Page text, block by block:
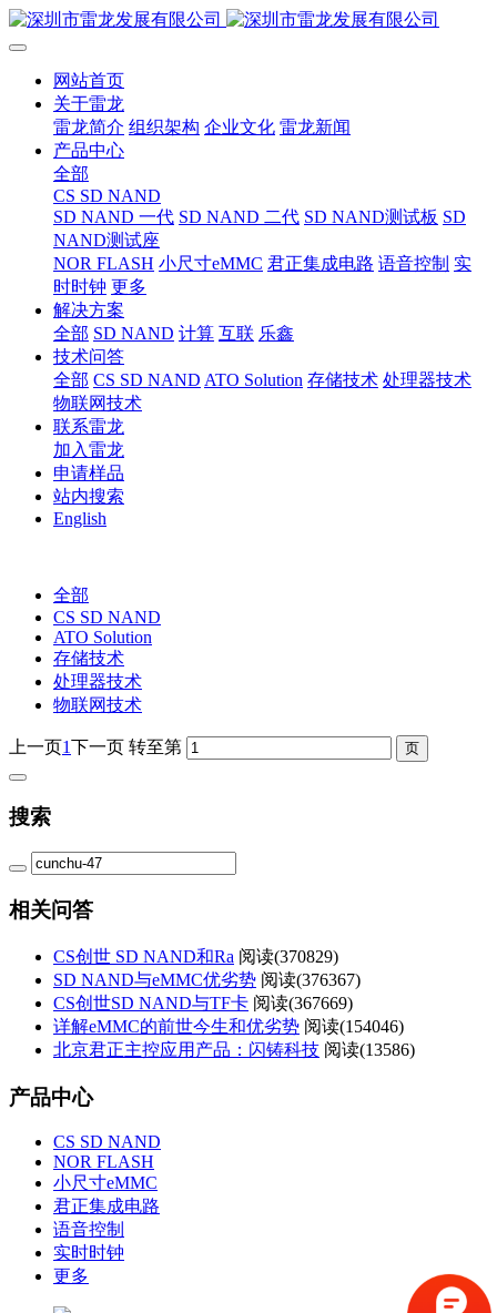
网站首页
关于雷龙
雷龙简介 组织架构 企业文化 雷龙新闻
产品中心
全部
CS SD NAND
SD NAND 一代 SD NAND 二代 SD NAND测试板 SD
NAND测试座
NOR FLASH 小尺寸eMMC 君正集成电路 语音控制 实
时时钟 更多
解决方案
全部 SD NAND 计算 互联 乐鑫
技术问答
全部 CS SD NAND ATO Solution 存储技术 处理器技术
物联网技术
联系雷龙
加入雷龙
申请样品
站内搜索
English
全部
CS SD NAND
ATO Solution
存储技术
处理器技术
物联网技术
上一页1下一页 转至第
搜索
相关问答
CS创世 SD NAND和Ra 阅读(370829)
SD NAND与eMMC优劣势 阅读(376367)
CS创世SD NAND与TF卡 阅读(367669)
详解eMMC的前世今生和优劣势 阅读(154046)
北京君正主控应用产品：闪铸科技 阅读(13586)
产品中心
CS SD NAND
NOR FLASH
小尺寸eMMC
君正集成电路
语音控制
实时时钟
更多